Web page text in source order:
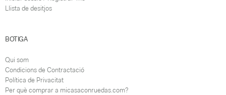
Llista de desitjos
BOTIGA
Qui som
Condicions de Contractació
Política de Privacitat
Per què comprar a micasaconruedas.com?